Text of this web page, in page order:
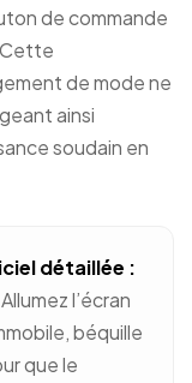
de commande
Cette
de mode ne
ainsi
soudain en
détaillée :
Allumez l’écran
béquille
que le